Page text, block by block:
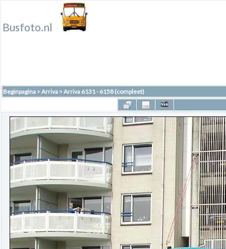
Busfoto.nl
Beginpagina >Arriva >Arriva 6131 - 6158 (compleet)